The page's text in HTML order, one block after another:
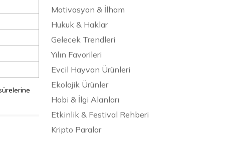
Motivasyon & İlham
Hukuk & Haklar
Gelecek Trendleri
Yılın Favorileri
Evcil Hayvan Ürünleri
Ekolojik Ürünler
Hobi & İlgi Alanları
Etkinlik & Festival Rehberi
Kripto Paralar